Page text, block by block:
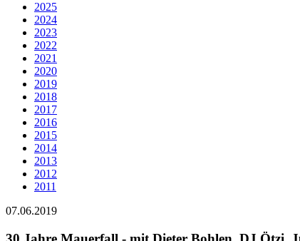
2025
2024
2023
2022
2021
2020
2019
2018
2017
2016
2015
2014
2013
2012
2011
07.06.2019